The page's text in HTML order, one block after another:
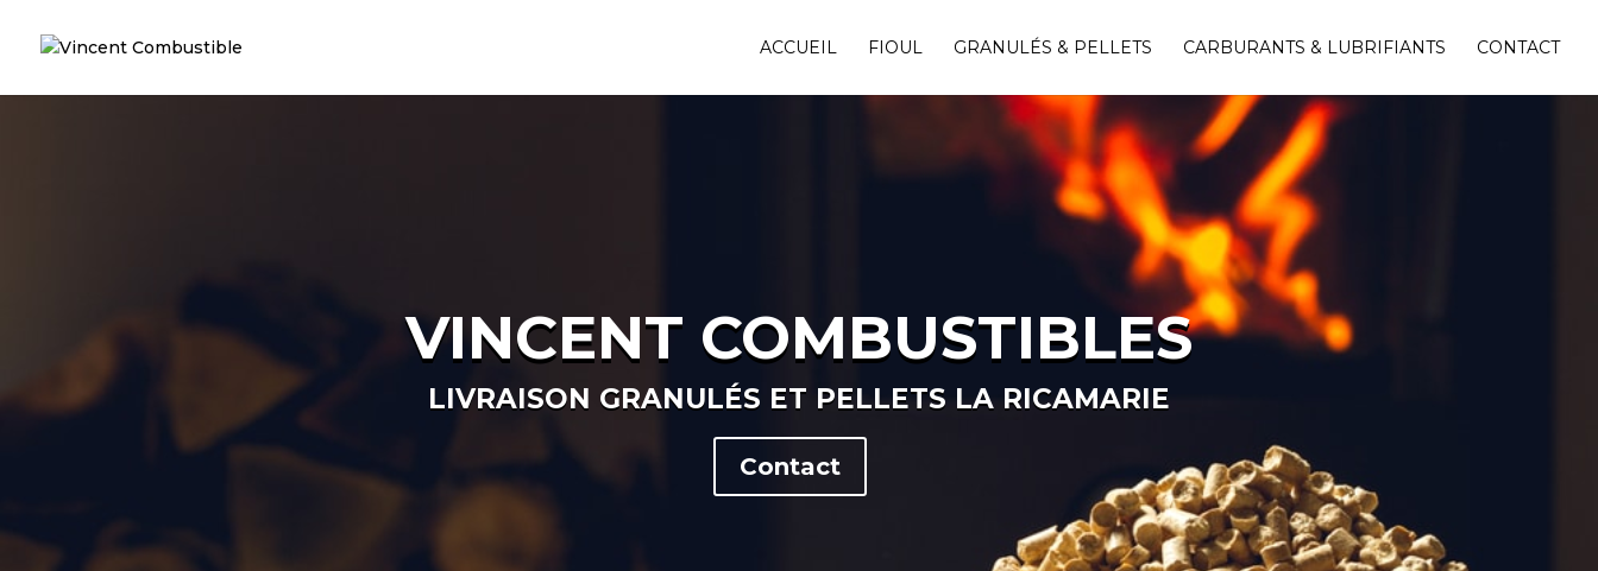
ACCUEIL FIOUL GRANULÉS & PELLETS CARBURANTS & LUBRIFIANTS CONTACT
VINCENT COMBUSTIBLES
LIVRAISON GRANULÉS ET PELLETS LA RICAMARIE
Contact